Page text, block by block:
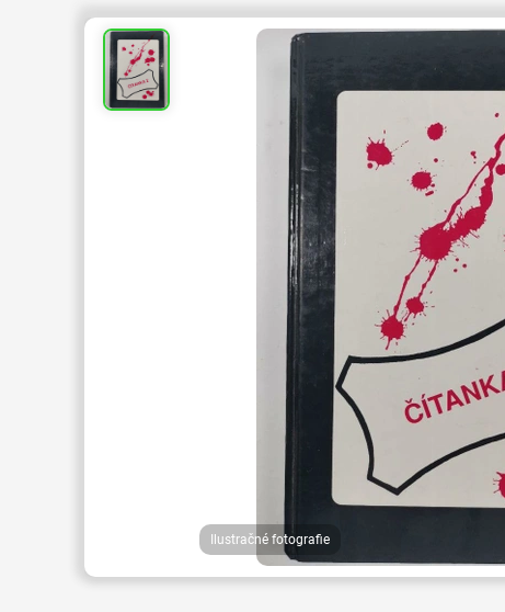
Ilustračné fotografie